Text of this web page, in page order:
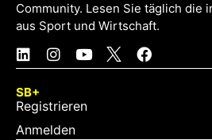
Community. Lesen Sie täglich die
aus Sport und Wirtschaft.
SB+
Registrieren
Anmelden